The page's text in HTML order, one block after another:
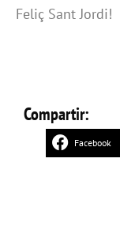
Feliç Sant Jordi!
Compartir:
Facebook